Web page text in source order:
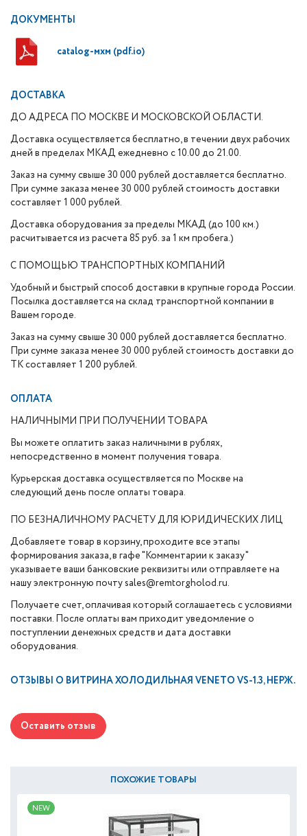
ДОКУМЕНТЫ
catalog-мхм (pdf.io)
ДОСТАВКА
ДО АДРЕСА ПО МОСКВЕ И МОСКОВСКОЙ ОБЛАСТИ.
Доставка осуществляется бесплатно, в течении двух рабочих
дней в пределах МКАД ежедневно с 10.00 до 21.00.
Заказ на сумму свыше 30 000 рублей доставляется бесплатно.
При сумме заказа менее 30 000 рублей стоимость доставки
составляет 1 000 рублей.
Доставка оборудования за пределы МКАД (до 100 км.)
расчитывается из расчета 85 руб. за 1 км пробега.)
С ПОМОЩЬЮ ТРАНСПОРТНЫХ КОМПАНИЙ
Удобный и быстрый способ доставки в крупные города России.
Посылка доставляется на склад транспортной компании в
Вашем городе.
Заказ на сумму свыше 30 000 рублей доставляется бесплатно.
При сумме заказа менее 30 000 рублей стоимость доставки до
ТК составляет 1 200 рублей.
ОПЛАТА
НАЛИЧНЫМИ ПРИ ПОЛУЧЕНИИ ТОВАРА
Вы можете оплатить заказ наличными в рублях,
непосредственно в момент получения товара.
Курьерская доставка осуществляется по Москве на
следующий день после оплаты товара.
ПО БЕЗНАЛИЧНОМУ РАСЧЕТУ ДЛЯ ЮРИДИЧЕСКИХ ЛИЦ
Добавляете товар в корзину, проходите все этапы
формирования заказа, в гафе "Комментарии к заказу"
указываете ваши банковские реквизиты или отправляете на
нашу электронную почту sales@remtorgholod.ru.
Получаете счет, оплачивая который соглашаетесь с условиями
поставки. После оплаты вам приходит уведомление о
поступлении денежных средств и дата доставки
оборудования.
ОТЗЫВЫ О ВИТРИНА ХОЛОДИЛЬНАЯ VENETO VS-1.3, НЕРЖ.
Оставить отзыв
ПОХОЖИЕ ТОВАРЫ
NEW